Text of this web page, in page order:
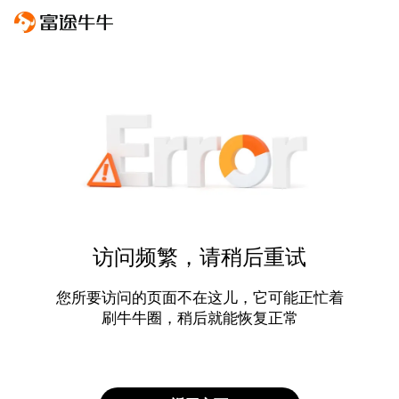
访问频繁，请稍后重试
您所要访问的页面不在这儿，它可能正忙着
刷牛牛圈，稍后就能恢复正常